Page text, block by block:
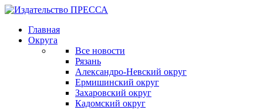
Главная
Округа
Все новости
Рязань
Александро-Невский округ
Ермишинский округ
Захаровский округ
Кадомский округ